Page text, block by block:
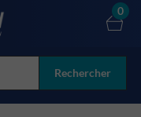
Rechercher
0